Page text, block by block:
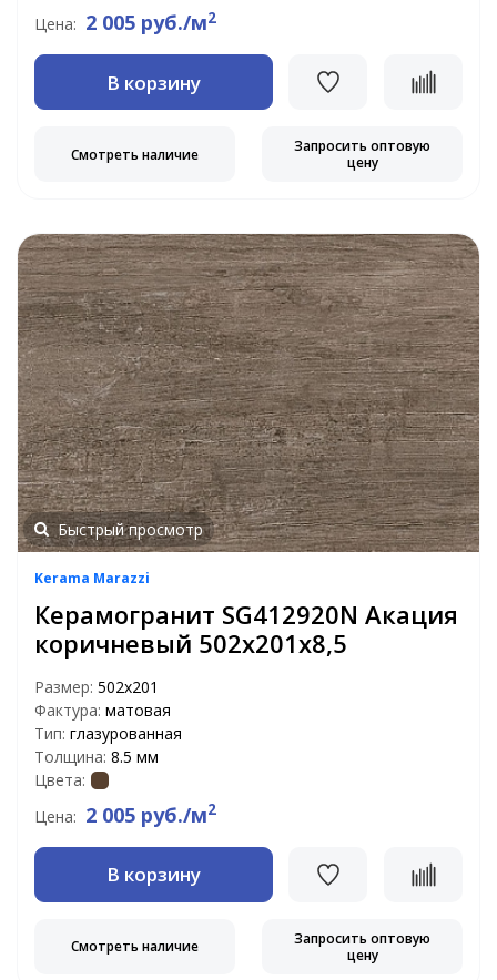
Цена: 2 005 руб./м2
В корзину
Смотреть наличие
Запросить оптовую
цену
Быстрый просмотр
Kerama Marazzi
Керамогранит SG412920N Акация
коричневый 502х201х8,5
Размер: 502x201
Фактура: матовая
Тип: глазурованная
Толщина: 8.5 мм
Цвета:
Цена: 2 005 руб./м2
В корзину
Смотреть наличие
Запросить оптовую
цену